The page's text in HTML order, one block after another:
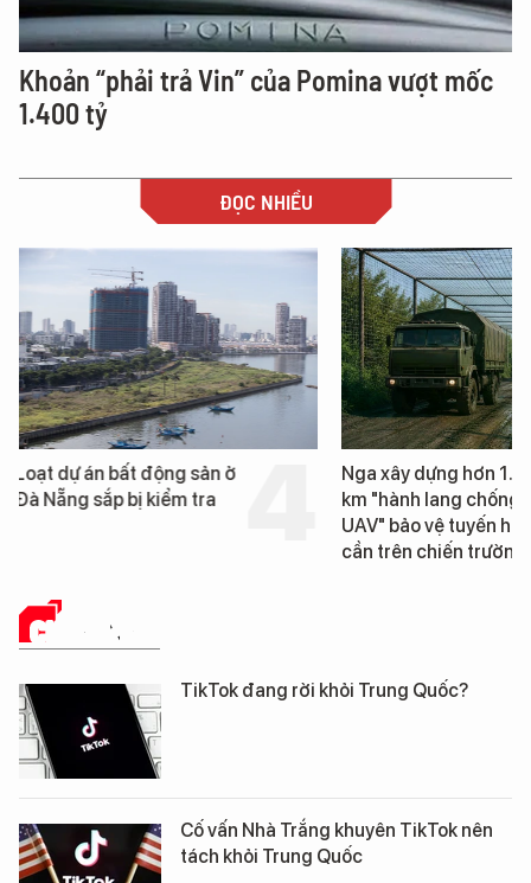
Khoản “phải trả Vin” của Pomina vượt mốc
1.400 tỷ
ĐỌC NHIỀU
động sản ở
kiểm tra
Nga xây dựng hơn 1.800
km "hành lang chống
UAV" bảo vệ tuyến hậu
cần trên chiến trường
CHUYÊN ĐỀ
TikTok đang rời khỏi Trung Quốc?
Cố vấn Nhà Trắng khuyên TikTok nên
tách khỏi Trung Quốc